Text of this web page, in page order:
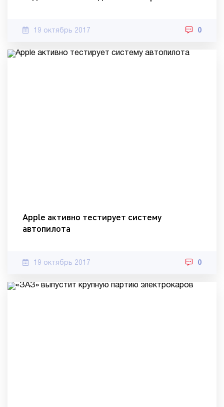
19 октябрь 2017 0
Apple активно тестирует систему
автопилота
19 октябрь 2017 0